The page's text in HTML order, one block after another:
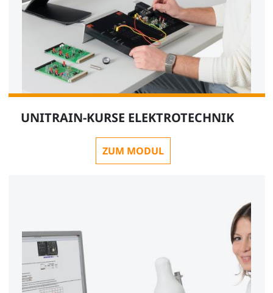
UNITRAIN-KURSE ELEKTROTECHNIK
ZUM MODUL